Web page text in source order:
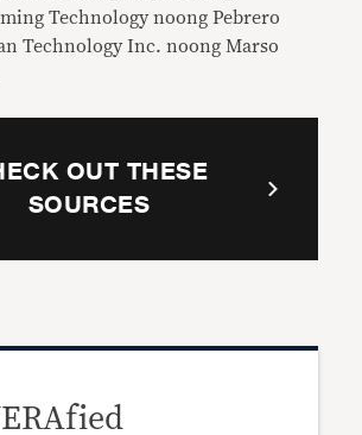
Technology noong Pebrero
Technology Inc. noong Marso
OUT THESE
SOURCES